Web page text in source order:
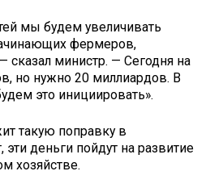
мы будем увеличивать
фермеров,
сказал министр. — Сегодня на
но нужно 20 миллиардов. В
это инициировать».
такую поправку в
деньги пойдут на развитие
хозяйстве.